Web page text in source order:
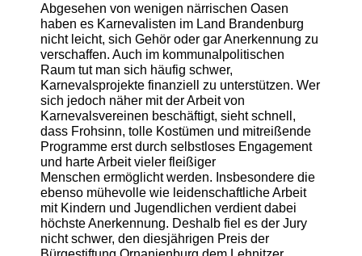
Abgesehen von wenigen närrischen Oasen
haben es Karnevalisten im Land Brandenburg
nicht leicht, sich Gehör oder gar Anerkennung zu
verschaffen. Auch im kommunalpolitischen
Raum tut man sich häufig schwer,
Karnevalsprojekte finanziell zu unterstützen. Wer
sich jedoch näher mit der Arbeit von
Karnevalsvereinen beschäftigt, sieht schnell,
dass Frohsinn, tolle Kostümen und mitreißende
Programme erst durch selbstloses Engagement
und harte Arbeit vieler fleißiger
Menschen ermöglicht werden. Insbesondere die
ebenso mühevolle wie leidenschaftliche Arbeit
mit Kindern und Jugendlichen verdient dabei
höchste Anerkennung. Deshalb fiel es der Jury
nicht schwer, den diesjährigen Preis der